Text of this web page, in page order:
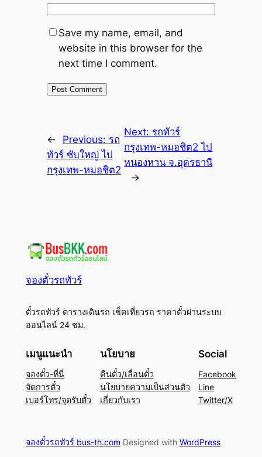
Save my name, email, and
website in this browser for the
next time I comment.
← Previous: รถ
ทัวร์ ซับใหญ่ ไป
กรุงเทพ-หมอชิต2
Next: รถทัวร์
กรุงเทพ-หมอชิต2 ไป
หนองหาน จ.อุดรธานี
→
จองตั๋วรถทัวร์
ตั๋วรถทัวร์ ตารางเดินรถ เช็คเที่ยวรถ ราคาตั๋วผ่านระบบ
ออนไลน์ 24 ชม.
เมนูแนะนำ
จองตั๋ว-ที่นี่
จัดการตั๋ว
เบอร์โทร/จุดรับตั๋ว
นโยบาย
คืนตั๋ว/เลื่อนตั๋ว
นโยบายความเป็นส่วนตัว
เกี่ยวกับเรา
Social
Facebook
Line
Twitter/X
จองตั๋วรถทัวร์ bus-th.comDesigned with WordPress